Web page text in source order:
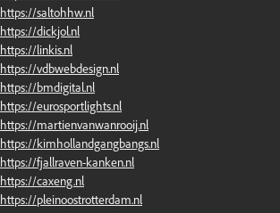
https://saltohhw.nl
https://dickjol.nl
https://linkis.nl
https://vdbwebdesign.nl
https://bmdigital.nl
https://eurosportlights.nl
https://martienvanwanrooij.nl
https://kimhollandgangbangs.nl
https://fjallraven-kanken.nl
https://caxeng.nl
https://pleinoostrotterdam.nl